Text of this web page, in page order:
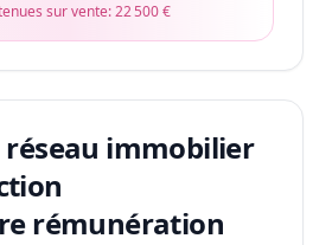
sur vente:22 500 €
réseau immobilier
rémunération